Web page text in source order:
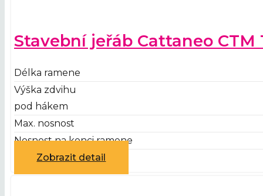
Stavební jeřáb Cattaneo CTM
Délka ramene
Výška zdvihu
pod hákem
Max. nosnost
Nosnost na konci ramene
Zobrazit detail